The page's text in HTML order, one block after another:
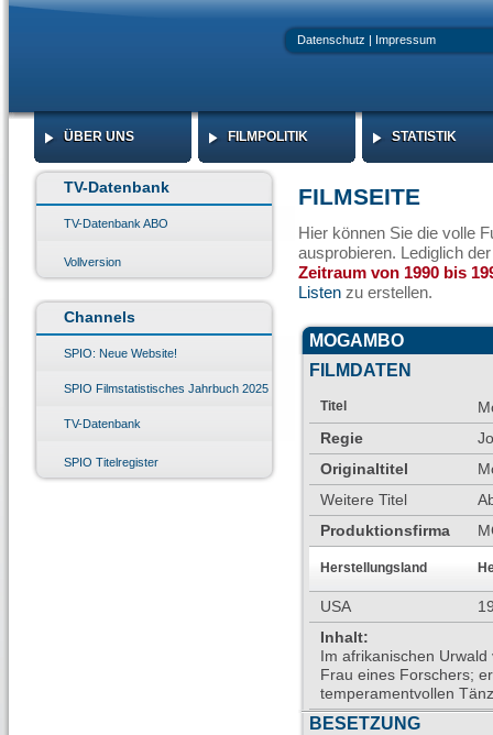
Datenschutz | Impressum
ÜBER UNS
ÜBER UNS FILMPOLITIK
FILMPOLITIK STATISTIK
STATISTIK
TV-Datenbank
TV-Datenbank ABO
Vollversion
Channels
SPIO: Neue Website!
SPIO Filmstatistisches Jahrbuch 2025
TV-Datenbank
SPIO Titelregister
FILMSEITE
Hier können Sie die volle
ausprobieren. Lediglich
Zeitraum von 1990 bis
Listen zu erstellen.
MOGAMBO
FILMDATEN
Titel
Regie
Originaltitel
Weitere Titel
Produktionsfirma
Herstellungsland
USA
Inhalt:
Im afrikanischen
Frau eines Forschers;
temperamentvollen
BESETZUNG